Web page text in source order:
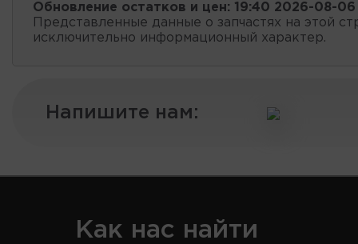
Обновление остатков и цен: 19:40 2026-08-06
Представленные данные о запчастях на этой
исключительно информационный характер.
Напишите нам:
Как нас найти